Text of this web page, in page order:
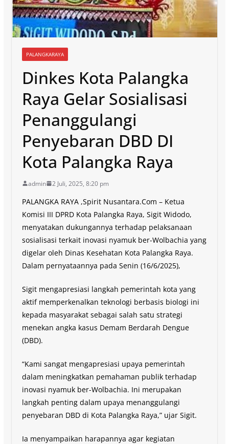
PALANGKARAYA
Dinkes Kota Palangka
Raya Gelar Sosialisasi
Penanggulangi
Penyebaran DBD DI
Kota Palangka Raya
admin 2 Juli, 2025, 8:20 pm
PALANGKA RAYA ,Spirit Nusantara.Com – Ketua
Komisi III DPRD Kota Palangka Raya, Sigit Widodo,
menyatakan dukungannya terhadap pelaksanaan
sosialisasi terkait inovasi nyamuk ber-Wolbachia yang
digelar oleh Dinas Kesehatan Kota Palangka Raya.
Dalam pernyataannya pada Senin (16/6/2025),
Sigit mengapresiasi langkah pemerintah kota yang
aktif memperkenalkan teknologi berbasis biologi ini
kepada masyarakat sebagai salah satu strategi
menekan angka kasus Demam Berdarah Dengue
(DBD).
“Kami sangat mengapresiasi upaya pemerintah
dalam meningkatkan pemahaman publik terhadap
inovasi nyamuk ber-Wolbachia. Ini merupakan
langkah penting dalam upaya menanggulangi
penyebaran DBD di Kota Palangka Raya,” ujar Sigit.
Ia menyampaikan harapannya agar kegiatan